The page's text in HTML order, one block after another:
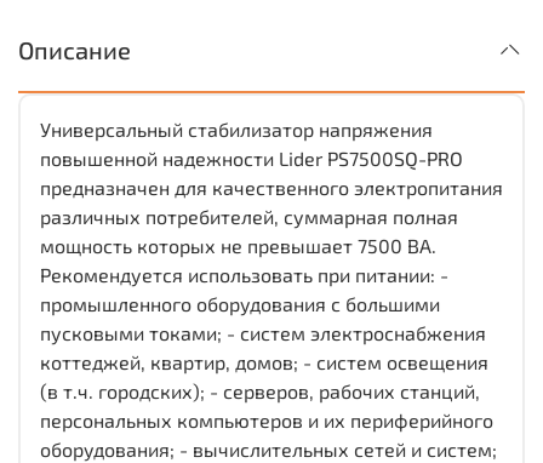
Описание
Универсальный стабилизатор напряжения
повышенной надежности Lider PS7500SQ-PRO
предназначен для качественного электропитания
различных потребителей, суммарная полная
мощность которых не превышает 7500 ВА.
Рекомендуется использовать при питании: -
промышленного оборудования с большими
пусковыми токами; - систем электроснабжения
коттеджей, квартир, домов; - систем освещения
(в т.ч. городских); - серверов, рабочих станций,
персональных компьютеров и их периферийного
оборудования; - вычислительных сетей и систем;